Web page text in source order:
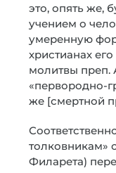
это, опять же,
учением о
умеренную
христианах
молитвы преп.
«первородно-
же [смертной
толковникам»
Филарета)